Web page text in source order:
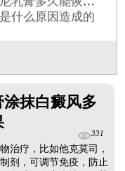
什么原因造成的
疹怎么肉眼区分
周围的白斑上吗
抹白癜风多
331
治疗，比如他克莫司，
剂，可调节免疫，防止